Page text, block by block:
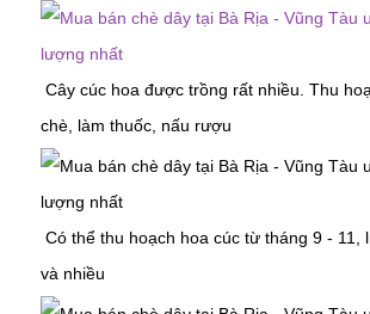
Cây cúc hoa được trồng rất nhiều. Thu
chè, làm thuốc, nấu rượu
Có thể thu hoạch hoa cúc từ tháng 9 - 11,
và nhiều